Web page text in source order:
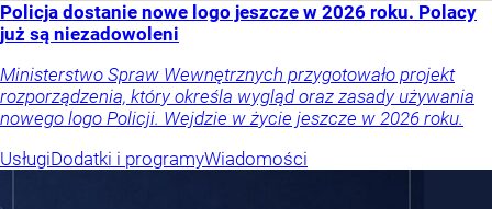
Policja dostanie nowe logo jeszcze w 2026 roku. Polacy
już są niezadowoleni
Ministerstwo Spraw Wewnętrznych przygotowało projekt
rozporządzenia, który określa wygląd oraz zasady używania
nowego logo Policji. Wejdzie w życie jeszcze w 2026 roku.
UsługiDodatki i programyWiadomości